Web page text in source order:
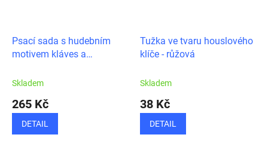
Psací sada s hudebním
motivem kláves a
Skladem
265 Kč
DETAIL
Tužka ve tvaru houslového
klíče - růžová
Skladem
38 Kč
DETAIL